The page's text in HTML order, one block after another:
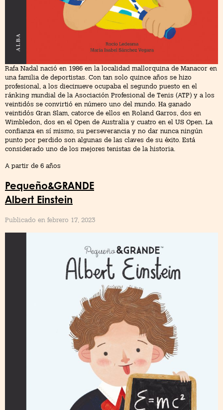
Rafa Nadal nació en 1986 en la localidad mallorquina de Manacor en
una familia de deportistas. Con tan solo quince años se hizo
profesional, a los diecinueve ocupaba el segundo puesto en el
ránking mundial de la Asociación Profesional de Tenis (ATP) y a los
veintidós se convirtió en número uno del mundo. Ha ganado
veintidós Gran Slam, catorce de ellos en Roland Garros, dos en
Wimbledon, dos en el Open de Australia y cuatro en el US Open. La
confianza en sí mismo, su perseverancia y no dar nunca ningún
punto por perdido son algunas de las claves de su éxito. Está
considerado uno de los mejores tenistas de la historia.
A partir de 6 años
Pequeño&GRANDE
Albert Einstein
Publicado en febrero 17, 2023